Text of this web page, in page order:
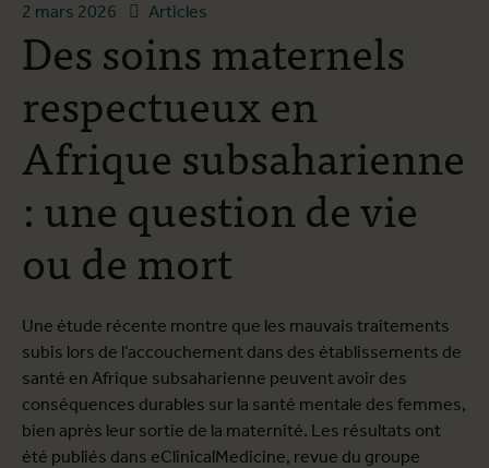
2 mars 2026 Articles
Des soins maternels
respectueux en
Afrique subsaharienne
: une question de vie
ou de mort
Une étude récente montre que les mauvais traitements
subis lors de l’accouchement dans des établissements de
santé en Afrique subsaharienne peuvent avoir des
conséquences durables sur la santé mentale des femmes,
bien après leur sortie de la maternité. Les résultats ont
été publiés dans eClinicalMedicine, revue du groupe